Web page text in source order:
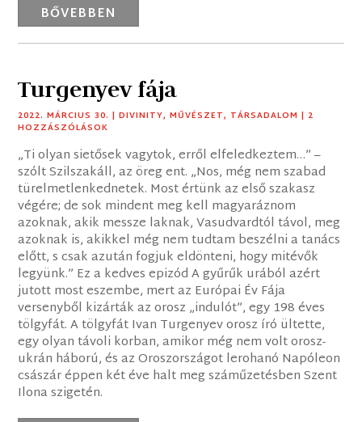
BŐVEBBEN
Turgenyev fája
2022. MÁRCIUS 30. |DIVINITY,MŰVÉSZET, TÁRSADALOM | 2
HOZZÁSZÓLÁSOK
„Ti olyan sietősek vagytok, erről elfeledkeztem…” –
szólt Szilszakáll, az öreg ent. „Nos, még nem szabad
türelmetlenkednetek. Most értünk az első szakasz
végére; de sok mindent meg kell magyaráznom
azoknak, akik messze laknak, Vasudvardtól távol, meg
azoknak is, akikkel még nem tudtam beszélni a tanács
előtt, s csak azután fogjuk eldönteni, hogy mitévők
legyünk.” Ez a kedves epizód A gyűrűk urából azért
jutott most eszembe, mert az Európai Év Fája
versenyből kizárták az orosz „indulót”, egy 198 éves
tölgyfát. A tölgyfát Ivan Turgenyev orosz író ültette,
egy olyan távoli korban, amikor még nem volt orosz-
ukrán háború, és az Oroszországot lerohanó Napóleon
császár éppen két éve halt meg száműzetésben Szent
Ilona szigetén.